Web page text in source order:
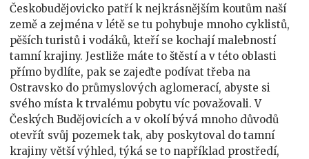
v
Českých
Budějovicích
postavit
na
klíč
Českobudějovicko patří k nejkrásnějším koutům naší
země a zejména v létě se tu pohybuje mnoho cyklistů,
pěších turistů i vodáků, kteří se kochají malebností
tamní krajiny. Jestliže máte to štěstí a v této oblasti
přímo bydlíte, pak se zajeďte podívat třeba na
Ostravsko do průmyslových aglomerací, abyste si
svého místa k trvalému pobytu víc považovali. V
Českých Budějovicích a v okolí bývá mnoho důvodů
otevřít svůj pozemek tak, aby poskytoval do tamní
krajiny větší výhled, týká se to například prostředí,